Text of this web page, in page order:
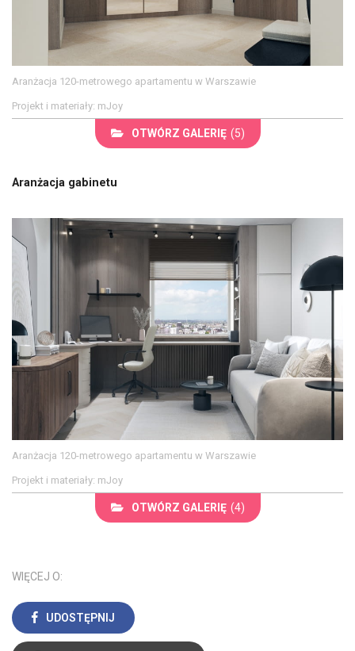
Aranżacja 120-metrowego apartamentu w Warszawie
Projekt i materiały: mJoy
OTWÓRZ GALERIĘ (5)
Aranżacja gabinetu
Aranżacja 120-metrowego apartamentu w Warszawie
Projekt i materiały: mJoy
OTWÓRZ GALERIĘ (4)
WIĘCEJ O:
UDOSTĘPNIJ